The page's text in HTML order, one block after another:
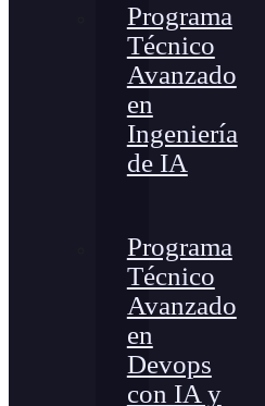
Programa
Técnico
Avanzado
en
Ingeniería
de IA
Programa
Técnico
Avanzado
en
Devops
con IA y